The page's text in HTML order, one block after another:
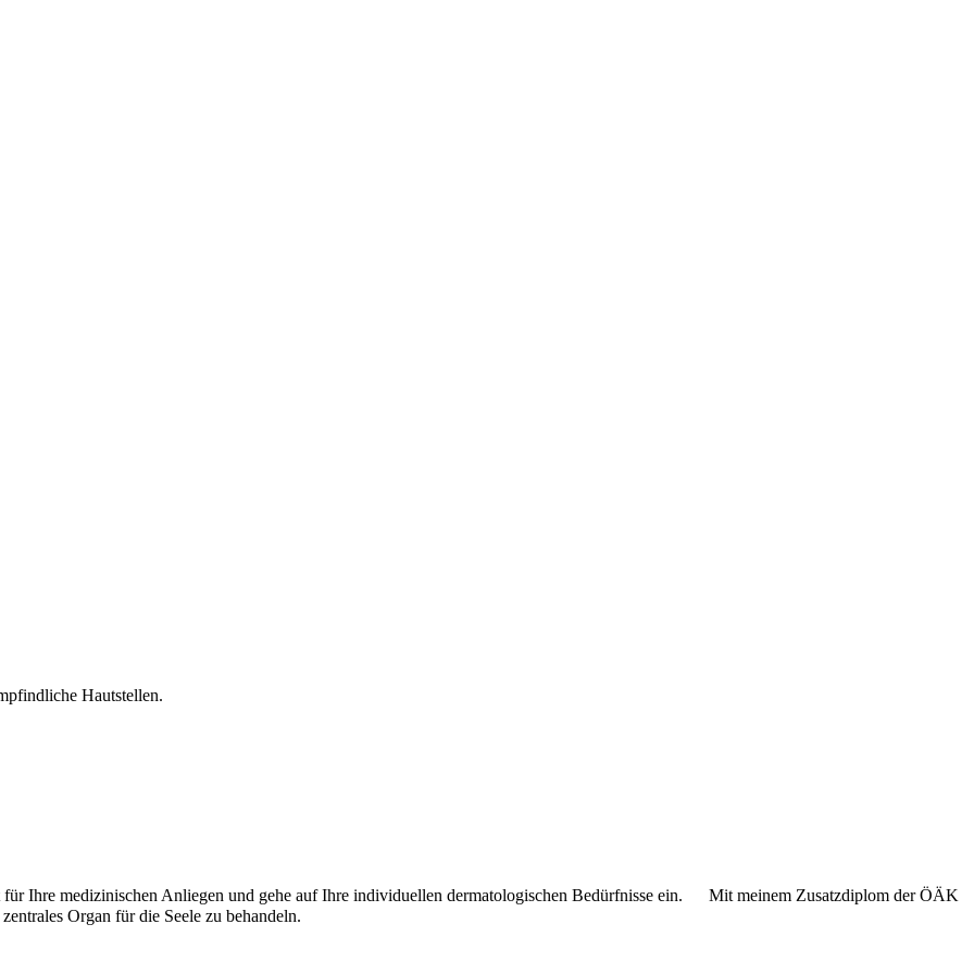
Hautstellen.
Ihre medizinischen Anliegen und gehe auf Ihre individuellen dermatologischen Bedürfnisse ein. Mit meinem Zusatzdiplom der ÖÄK
Organ für die Seele zu behandeln.